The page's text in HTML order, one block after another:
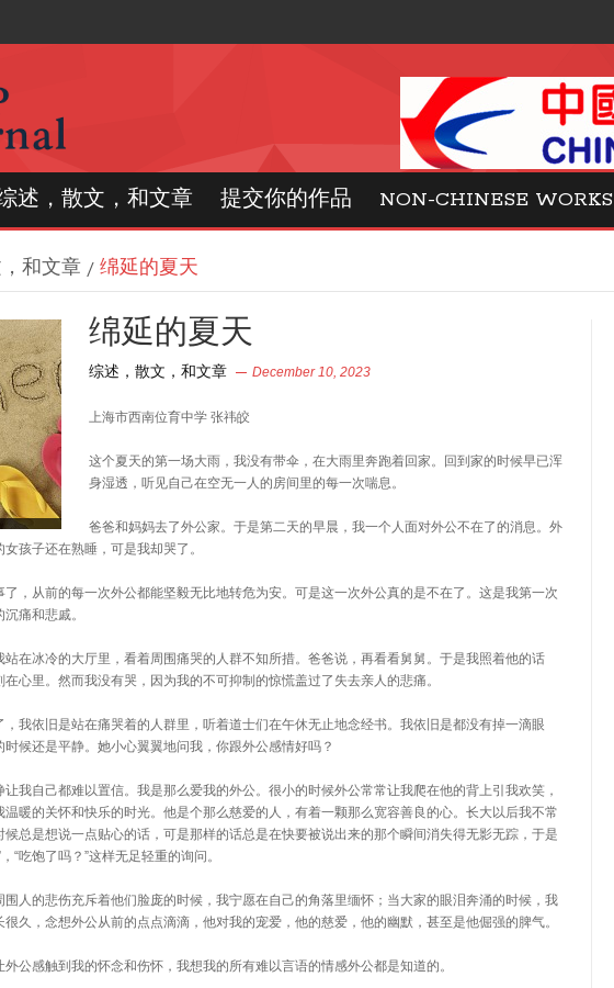
述，散文，和文章 提交你的作品 NON-CHINESE WORKS
和文章 / 绵延的夏天
绵延的夏天
综述，散文，和文章 December 10, 2023
上海市西南位育中学 张祎皎
这个夏天的第一场大雨，我没有带伞，在大雨里奔跑着回家。回到家的时候早已浑
身湿透，听见自己在空无一人的房间里的每一次喘息。
爸爸和妈妈去了外公家。于是第二天的早晨，我一个人面对外公不在了的消息。外
孩子还在熟睡，可是我却哭了。
，从前的每一次外公都能坚毅无比地转危为安。可是这一次外公真的是不在了。这是我第一次
痛和悲戚。
在冰冷的大厅里，看着周围痛哭的人群不知所措。爸爸说，再看看舅舅。于是我照着他的话
心里。然而我没有哭，因为我的不可抑制的惊慌盖过了失去亲人的悲痛。
我依旧是站在痛哭着的人群里，听着道士们在午休无止地念经书。我依旧是都没有掉一滴眼
候还是平静。她小心翼翼地问我，你跟外公感情好吗？
我自己都难以置信。我是那么爱我的外公。很小的时候外公常常让我爬在他的背上引我欢笑，
暖的关怀和快乐的时光。他是个那么慈爱的人，有着一颗那么宽容善良的心。长大以后我不常
总是想说一点贴心的话，可是那样的话总是在快要被说出来的那个瞬间消失得无影无踪，于是
“吃饱了吗？”这样无足轻重的询问。
人的悲伤充斥着他们脸庞的时候，我宁愿在自己的角落里缅怀；当大家的眼泪奔涌的时候，我
久，念想外公从前的点点滴滴，他对我的宠爱，他的慈爱，他的幽默，甚至是他倔强的脾气。
公感触到我的怀念和伤怀，我想我的所有难以言语的情感外公都是知道的。